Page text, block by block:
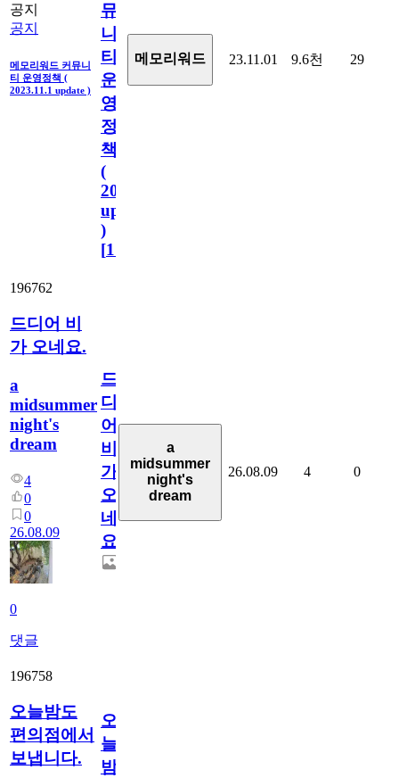
공지
공지
메모리워드 커뮤니
티 운영정책 (
2023.11.1 update )
뮤
니
티
운
영
정
책
(
2023.11.1
update
)
[110
메모리워드 23.11.01 9.6천 29
196762
드디어 비
가 오네요.
a
midsummer
night's
dream
4
0
0
26.08.09
0
댓글
드
디
어
비
가
오
네
요.
a
midsummer
night's
dream
26.08.09 4 0
196758
오늘밤도
편의점에서
보냅니다.
오
늘
밤